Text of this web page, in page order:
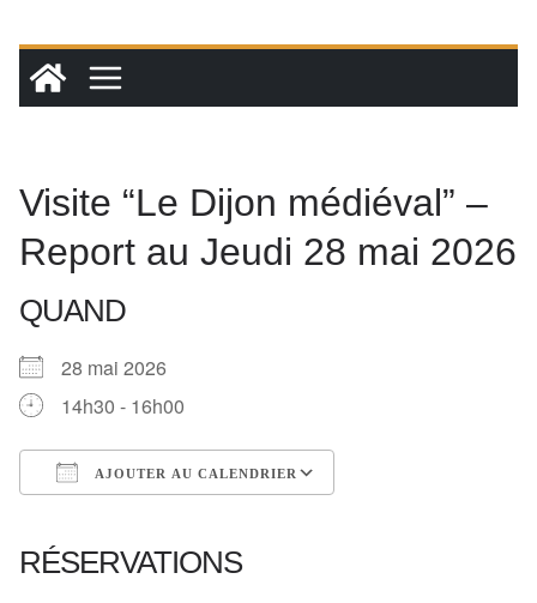
contenu
Visite “Le Dijon médiéval” –
Report au Jeudi 28 mai 2026
QUAND
28 mai 2026
14h30 - 16h00
AJOUTER AU CALENDRIER
RÉSERVATIONS